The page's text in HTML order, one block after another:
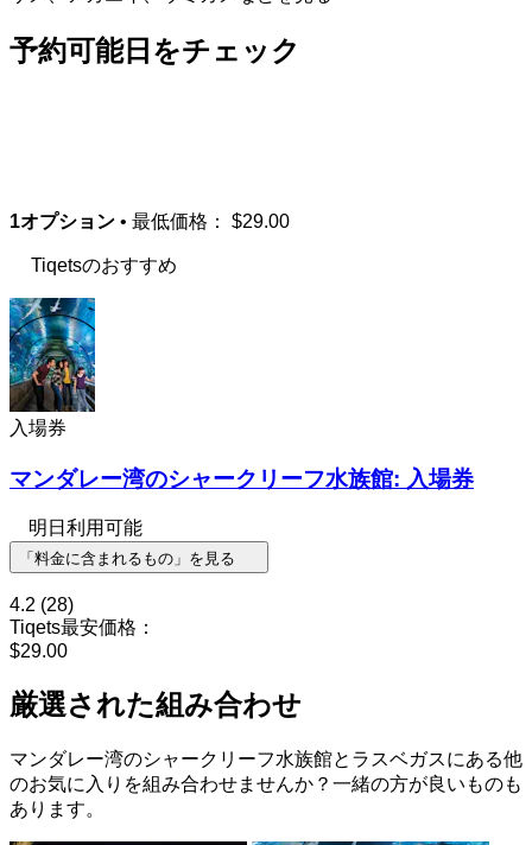
予約可能日をチェック
1オプション • 最低価格： $29.00
Tiqetsのおすすめ
入場券
マンダレー湾のシャークリーフ水族館: 入場券
明日利用可能
「料金に含まれるもの」を見る
4.2 (28)
Tiqets最安価格：
$29.00
厳選された組み合わせ
マンダレー湾のシャークリーフ水族館とラスベガスにある他
のお気に入りを組み合わせませんか？一緒の方が良いものも
あります。